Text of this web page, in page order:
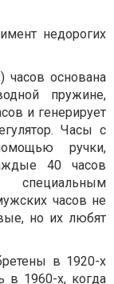
недорогих
часов основана
пружине,
и генерирует
Часы с
ручки,
40 часов
часов не
но их любят
в 1920-х
в 1960-х, когда